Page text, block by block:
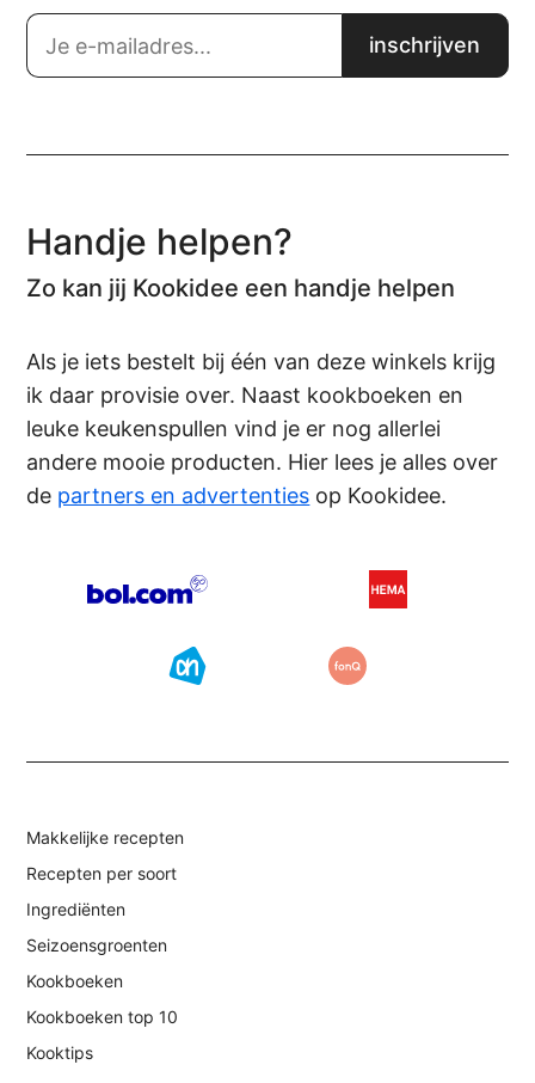
Handje helpen?
Zo kan jij Kookidee een handje helpen
Als je iets bestelt bij één van deze winkels krijg
ik daar provisie over. Naast kookboeken en
leuke keukenspullen vind je er nog allerlei
andere mooie producten. Hier lees je alles over
de partners en advertenties op Kookidee.
Makkelijke recepten
Recepten per soort
Ingrediënten
Seizoensgroenten
Kookboeken
Kookboeken top 10
Kooktips